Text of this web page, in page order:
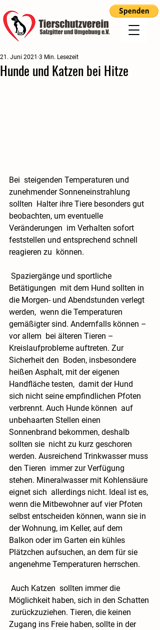
Hunde und Katzen bei Hitze
21. Juni 2021 3 Min. Lesezeit
Bei  steigenden Temperaturen und
zunehmender Sonneneinstrahlung
sollten  Halter ihre Tiere besonders gut
beobachten, um eventuelle
Veränderungen  im Verhalten sofort
feststellen und entsprechend schnell
reagieren zu  können.
Betätigungen  mit dem Hund sollten in
die Morgen- und Abendstunden verlegt
werden,  wenn die Temperaturen
gemäßigter sind. Andernfalls können –
vor allem  bei älteren Tieren –
Kreislaufprobleme auftreten. Zur
Sicherheit den  Boden, insbesondere
heißen Asphalt, mit der eigenen
Handfläche testen,  damit der Hund
sich nicht seine empfindlichen Pfoten
verbrennt. Auch Hunde können  auf
unbehaarten Stellen einen
Sonnenbrand bekommen, deshalb
sollten sie  nicht zu kurz geschoren
werden. Ausreichend Trinkwasser muss
den Tieren  immer zur Verfügung
stehen. Mineralwasser mit Kohlensäure
eignet sich  allerdings nicht. Ideal ist es,
wenn die Mitbewohner auf vier Pfoten
selbst entscheiden können, wann sie in
der Wohnung, im Keller, auf dem
Balkon oder im Garten ein kühles
Plätzchen aufsuchen, an dem für sie
angenehme Temperaturen herrschen.
Auch Katzen
  sollten immer die
Möglichkeit haben, sich in den Schatten
zurückzuziehen. Tieren, die keinen
Zugang ins Freie haben, sollte in der